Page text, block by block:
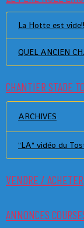
La Hotte est
QUEL ANCIEN
CHANTIER STADE
ARCHIVES
"LA" vidéo du
VENDRE / ACHETER
ANNONCES